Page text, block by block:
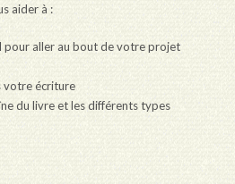
aider à :
pour aller au bout de votre projet
votre écriture
du livre et les différents types